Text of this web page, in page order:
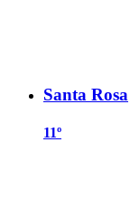
Santa Rosa
11º